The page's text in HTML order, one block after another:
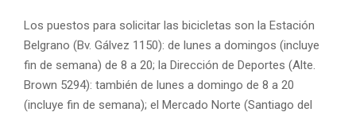
Los puestos para solicitar las bicicletas son la Estación
Belgrano (Bv. Gálvez 1150): de lunes a domingos (incluye
fin de semana) de 8 a 20; la Dirección de Deportes (Alte.
Brown 5294): también de lunes a domingo de 8 a 20
(incluye fin de semana); el Mercado Norte (Santiago del